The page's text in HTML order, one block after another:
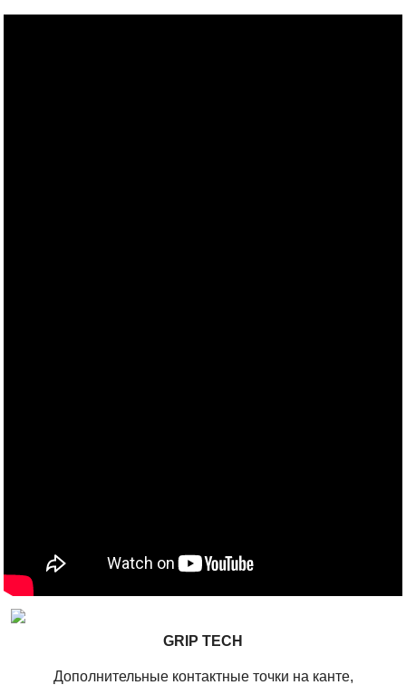
GRIP TECH
Дополнительные контактные точки на канте,